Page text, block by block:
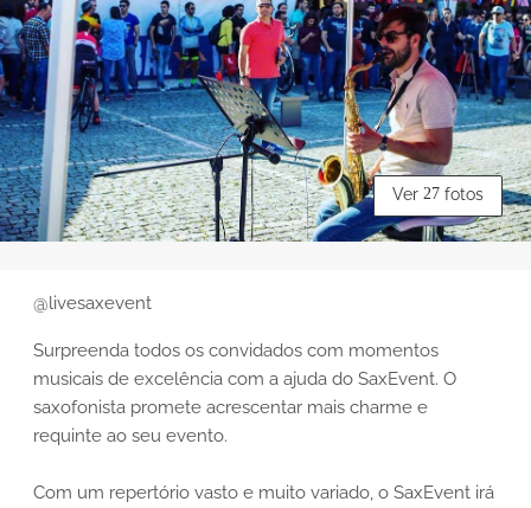
Ver 27 fotos
@livesaxevent
Surpreenda todos os convidados com momentos
musicais de excelência com a ajuda do SaxEvent. O
saxofonista promete acrescentar mais charme e
requinte ao seu evento.
Com um repertório vasto e muito variado, o SaxEvent irá